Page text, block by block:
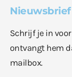
Nieuwsbrief
Schrijf je in
ontvangt hem
mailbox.